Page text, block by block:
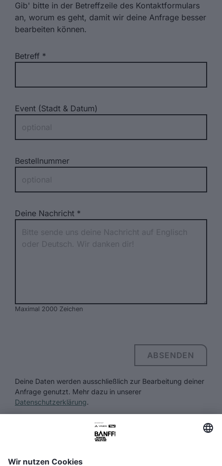
Gib' bitte in der Betreffzeile des Kontaktformulars
an, worum es geht, damit wir deine Anfrage besser
bearbeiten können.
Betreff
Event (Stadt & Datum)
Bestellnummer
Deine Nachricht
Maximal 2000 Zeichen
ABSENDEN
Deine Daten werden ausschließlich zur Bearbeitung deiner
Anfrage genutzt. Mehr dazu in unserer
Datenschutzerklärung.
FAQ